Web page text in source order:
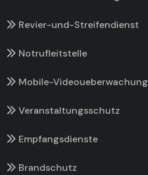
Revier-und-Streifendienst
Notrufleitstelle
Mobile-Videoueberwachung
Veranstaltungsschutz
Empfangsdienste
Brandschutz